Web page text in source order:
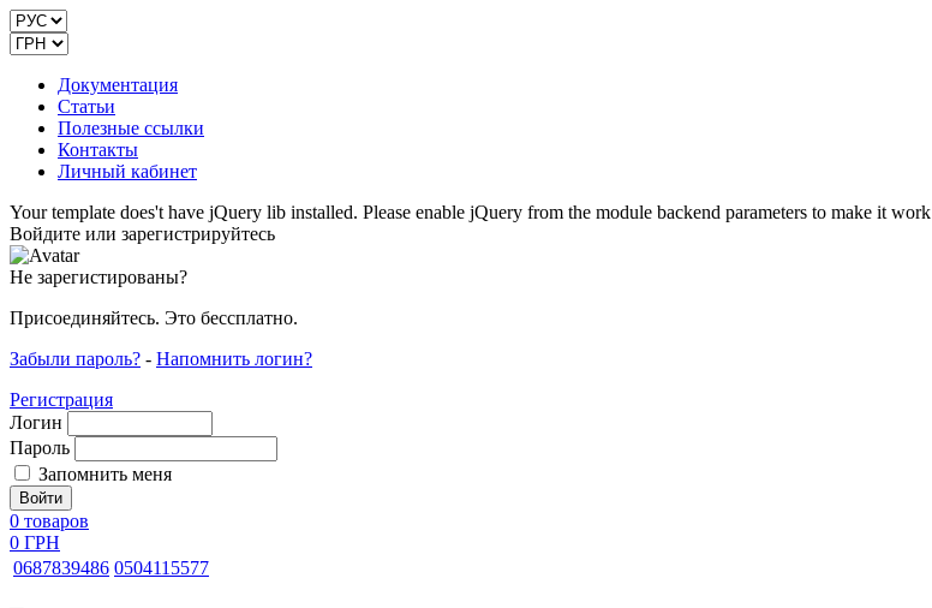
Документация
Статьи
Полезные ссылки
Контакты
Личный кабинет
Your template does't have jQuery lib installed. Please enable jQuery from the module backend parameters to make it work
Войдите или зарегистрируйтесь
Не зарегистированы?
Присоединяйтесь. Это бессплатно.
Забыли пароль? - Напомнить логин?
Регистрация
Логин
Пароль
Запомнить меня
0 товаров
0 ГРН
0687839486 0504115577